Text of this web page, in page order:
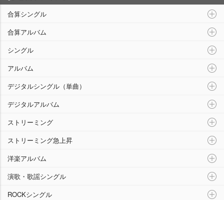
合算シングル
合算アルバム
シングル
アルバム
デジタルシングル（単曲）
デジタルアルバム
ストリーミング
ストリーミング急上昇
洋楽アルバム
演歌・歌謡シングル
ROCKシングル